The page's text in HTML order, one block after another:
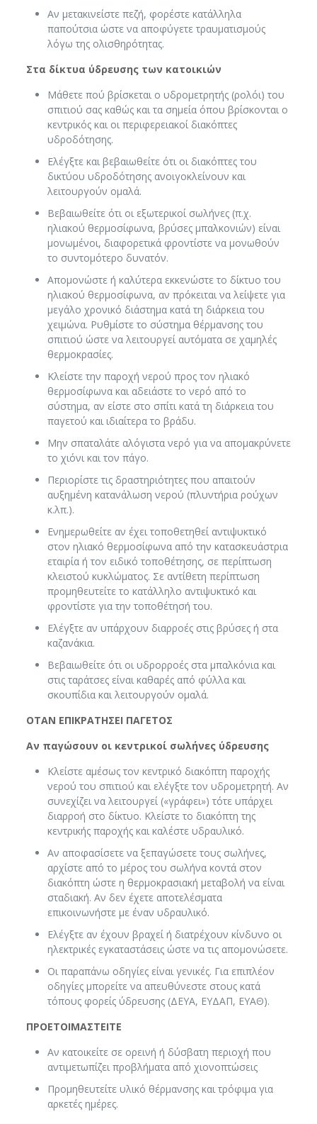
Αν μετακινείστε πεζή, φορέστε κατάλληλα
παπούτσια ώστε να αποφύγετε τραυματισμούς
λόγω της ολισθηρότητας.
Στα δίκτυα ύδρευσης των κατοικιών
Μάθετε πού βρίσκεται ο υδρομετρητής (ρολόι) του
σπιτιού σας καθώς και τα σημεία όπου βρίσκονται ο
κεντρικός και οι περιφερειακοί διακόπτες
υδροδότησης.
Ελέγξτε και βεβαιωθείτε ότι οι διακόπτες του
δικτύου υδροδότησης ανοιγοκλείνουν και
λειτουργούν ομαλά.
Βεβαιωθείτε ότι οι εξωτερικοί σωλήνες (π.χ.
ηλιακού θερμοσίφωνα, βρύσες μπαλκονιών) είναι
μονωμένοι, διαφορετικά φροντίστε να μονωθούν
το συντομότερο δυνατόν.
Απομονώστε ή καλύτερα εκκενώστε το δίκτυο του
ηλιακού θερμοσίφωνα, αν πρόκειται να λείψετε για
μεγάλο χρονικό διάστημα κατά τη διάρκεια του
χειμώνα. Ρυθμίστε το σύστημα θέρμανσης του
σπιτιού ώστε να λειτουργεί αυτόματα σε χαμηλές
θερμοκρασίες.
Κλείστε την παροχή νερού προς τον ηλιακό
θερμοσίφωνα και αδειάστε το νερό από το
σύστημα, αν είστε στο σπίτι κατά τη διάρκεια του
παγετού και ιδιαίτερα το βράδυ.
Μην σπαταλάτε αλόγιστα νερό για να απομακρύνετε
το χιόνι και τον πάγο.
Περιορίστε τις δραστηριότητες που απαιτούν
αυξημένη κατανάλωση νερού (πλυντήρια ρούχων
κ.λπ.).
Ενημερωθείτε αν έχει τοποθετηθεί αντιψυκτικό
στον ηλιακό θερμοσίφωνα από την κατασκευάστρια
εταιρία ή τον ειδικό τοποθέτησης, σε περίπτωση
κλειστού κυκλώματος. Σε αντίθετη περίπτωση
προμηθευτείτε το κατάλληλο αντιψυκτικό και
φροντίστε για την τοποθέτησή του.
Ελέγξτε αν υπάρχουν διαρροές στις βρύσες ή στα
καζανάκια.
Βεβαιωθείτε ότι οι υδρορροές στα μπαλκόνια και
στις ταράτσες είναι καθαρές από φύλλα και
σκουπίδια και λειτουργούν ομαλά.
ΟΤΑΝ ΕΠΙΚΡΑΤΗΣΕΙ ΠΑΓΕΤΟΣ
Αν παγώσουν οι κεντρικοί σωλήνες ύδρευσης
Κλείστε αμέσως τον κεντρικό διακόπτη παροχής
νερού του σπιτιού και ελέγξτε τον υδρομετρητή. Αν
συνεχίζει να λειτουργεί («γράφει») τότε υπάρχει
διαρροή στο δίκτυο. Κλείστε το διακόπτη της
κεντρικής παροχής και καλέστε υδραυλικό.
Αν αποφασίσετε να ξεπαγώσετε τους σωλήνες,
αρχίστε από το μέρος του σωλήνα κοντά στον
διακόπτη ώστε η θερμοκρασιακή μεταβολή να είναι
σταδιακή. Αν δεν έχετε αποτελέσματα
επικοινωνήστε με έναν υδραυλικό.
Ελέγξτε αν έχουν βραχεί ή διατρέχουν κίνδυνο οι
ηλεκτρικές εγκαταστάσεις ώστε να τις απομονώσετε.
Οι παραπάνω οδηγίες είναι γενικές. Για επιπλέον
οδηγίες μπορείτε να απευθύνεστε στους κατά
τόπους φορείς ύδρευσης (ΔΕΥΑ, ΕΥΔΑΠ, ΕΥΑΘ).
ΠΡΟΕΤΟΙΜΑΣΤΕΙΤΕ
Αν κατοικείτε σε ορεινή ή δύσβατη περιοχή που
αντιμετωπίζει προβλήματα από χιονοπτώσεις
Προμηθευτείτε υλικό θέρμανσης και τρόφιμα για
αρκετές ημέρες.